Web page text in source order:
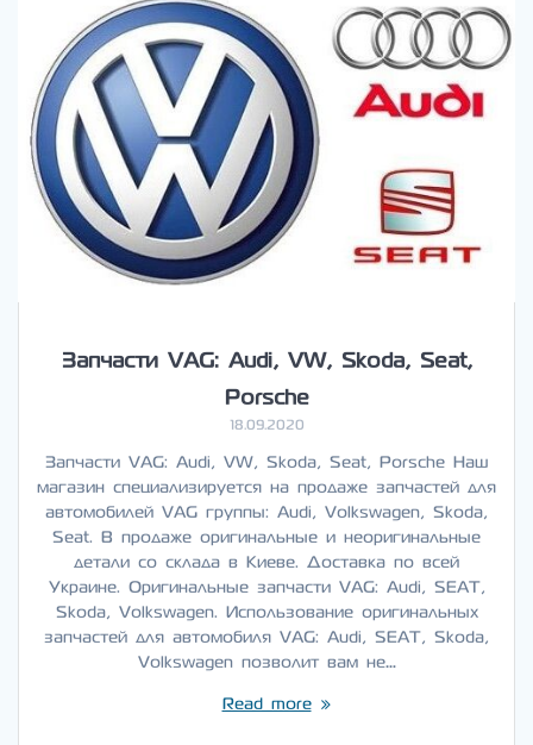
Запчасти VAG: Audi, VW, Skoda, Seat,
Porsche
18.09.2020
Запчасти VAG: Audi, VW, Skoda, Seat, Porsche Наш
магазин специализируется на продаже запчастей для
автомобилей VAG группы: Audi, Volkswagen, Skoda,
Seat. В продаже оригинальные и неоригинальные
детали со склада в Киеве. Доставка по всей
Украине. Оригинальные запчасти VAG: Audi, SEAT,
Skoda, Volkswagen. Использование оригинальных
запчастей для автомобиля VAG: Audi, SEAT, Skoda,
Volkswagen позволит вам не…
Read more